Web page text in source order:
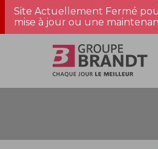
Site Actuellement Fermé
mise à jour ou une